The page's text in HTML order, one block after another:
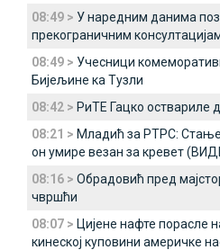
08:49 > У наредним данима
прекограничним
08:49 > Учесници
Бијељине ка Тузли
08:42 > РиТЕ Гацко оствариле
08:21 > Младић за РТРС:
он умире везан за кревет
08:16 > Обрадовић пред
чвршћи
08:07 > Цијене нафте порасле
кинеској куповини америчке